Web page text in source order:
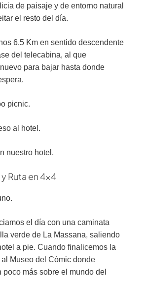
de paisaje y de entorno natural
el resto del día.
6.5 Km en sentido descendente
del telecabina, al que
para bajar hasta donde
picnic.
al hotel.
nuestro hotel.
Ruta en 4×4
el día con una caminata
verde de La Massana, saliendo
a pie. Cuando finalicemos la
Museo del Cómic donde
poco más sobre el mundo del